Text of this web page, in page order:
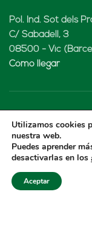
Pol. Ind. Sot dels
C/ Sabadell, 3
08500 - Vic
Cómo llegar
Rio Atoyac 30.
Cuautlancingo
Cuautlancingo,
+52 222 2319969
Utilizamos cookies
nuestra web.
Puedes aprender
desactivarlas en los
Aceptar